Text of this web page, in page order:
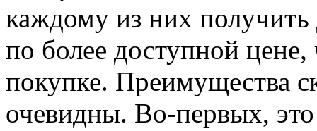
каждому из них
по более доступной
покупке. Преимущества
очевидны. Во-первых,